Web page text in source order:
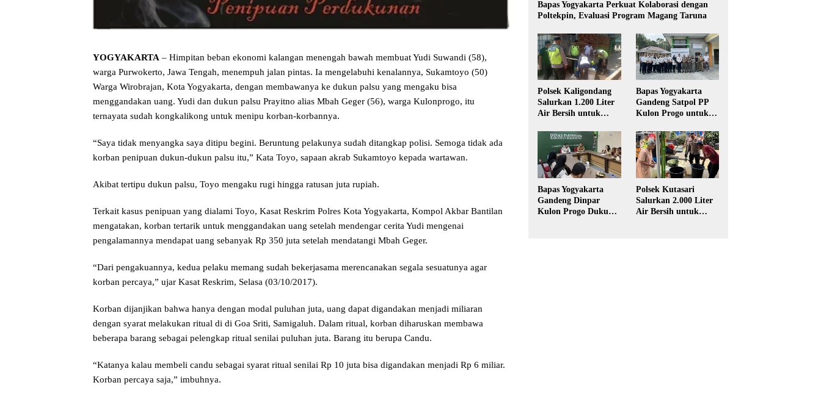
YOGYAKARTA – Himpitan beban ekonomi kalangan menengah bawah membuat Yudi Suwandi (58),
warga Purwokerto, Jawa Tengah, menempuh jalan pintas. Ia mengelabuhi kenalannya, Sukamtoyo (50)
Warga Wirobrajan, Kota Yogyakarta, dengan membawanya ke dukun palsu yang mengaku bisa
menggandakan uang. Yudi dan dukun palsu Prayitno alias Mbah Geger (56), warga Kulonprogo, itu
ternayata sudah kongkalikong untuk menipu korban-korbannya.
“Saya tidak menyangka saya ditipu begini. Beruntung pelakunya sudah ditangkap polisi. Semoga tidak ada
korban penipuan dukun-dukun palsu itu,” Kata Toyo, sapaan akrab Sukamtoyo kepada wartawan.
Akibat tertipu dukun palsu, Toyo mengaku rugi hingga ratusan juta rupiah.
Terkait kasus penipuan yang dialami Toyo, Kasat Reskrim Polres Kota Yogyakarta, Kompol Akbar Bantilan
mengatakan, korban tertarik untuk menggandakan uang setelah mendengar cerita Yudi mengenai
pengalamannya mendapat uang sebanyak Rp 350 juta setelah mendatangi Mbah Geger.
“Dari pengakuannya, kedua pelaku memang sudah bekerjasama merencanakan segala sesuatunya agar
korban percaya,” ujar Kasat Reskrim, Selasa (03/10/2017).
Korban dijanjikan bahwa hanya dengan modal puluhan juta, uang dapat digandakan menjadi miliaran
dengan syarat melakukan ritual di di Goa Sriti, Samigaluh. Dalam ritual, korban diharuskan membawa
beberapa barang sebagai pelengkap ritual senilai puluhan juta. Barang itu berupa Candu.
“Katanya kalau membeli candu sebagai syarat ritual senilai Rp 10 juta bisa digandakan menjadi Rp 6 miliar.
Korban percaya saja,” imbuhnya.
Bapas Yogyakarta Perkuat Kolaborasi dengan
Poltekpin, Evaluasi Program Magang Taruna
Polsek Kaligondang
Salurkan 1.200 Liter
Air Bersih untuk
Kekeringan di
Purbalingga
Bapas Yogyakarta
Gandeng Satpol PP
Kulon Progo untuk
Kerja Sosial
Bapas Yogyakarta
Gandeng Dinpar
Kulon Progo Dukung
Polsek Kutasari
Salurkan 2.000 Liter
Air Bersih untuk